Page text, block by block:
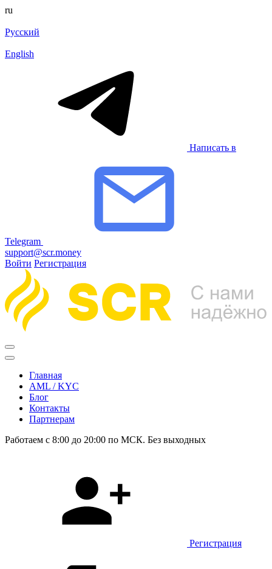
ru
Русский
English
Написать в
Telegram
support@scr.money
Войти Регистрация
Главная
AML / KYC
Блог
Контакты
Партнерам
Работаем с 8:00 до 20:00 по МСК. Без выходных
Регистрация